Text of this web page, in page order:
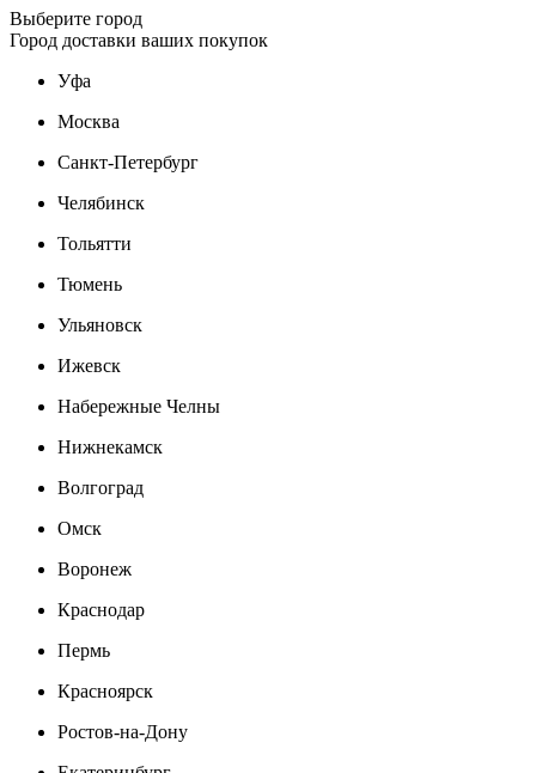
Выберите город
Город доставки ваших покупок
Уфа
Москва
Санкт-Петербург
Челябинск
Тольятти
Тюмень
Ульяновск
Ижевск
Набережные Челны
Нижнекамск
Волгоград
Омск
Воронеж
Краснодар
Пермь
Красноярск
Ростов-на-Дону